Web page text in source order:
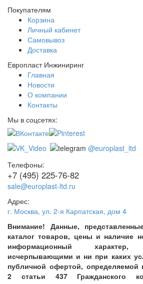
Покупателям
Корзина
Личный кабинет
Самовывоз
Доставка
Европласт Инжиниринг
Главная
Новости
О компании
Контакты
Мы в соцсетях:
@europlast_ltd
Телефоны:
+7 (495) 225-76-82
sale@europlast-ltd.ru
Адрес:
г. Москва, ул. 2-я Карпатская, дом 4
Внимание! Данные,
каталог товаров, цены и наличие
информационный
исчерпывающими и ни при каких
публичной офертой, определяемой
2 статьи 437 Гражданского